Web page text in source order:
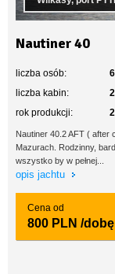
Nautiner 40
liczba osób:
6
liczba kabin:
2
rok produkcji:
Nautiner 40.2 AFT ( after
Mazurach. Rodzinny,
wszystko by w pełnej...
opis jachtu
Cena od
800 PLN /dobę